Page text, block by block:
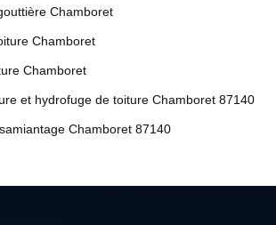
Chamboret
Chamboret
Chamboret
et hydrofuge de toiture Chamboret 87140
Chamboret 87140